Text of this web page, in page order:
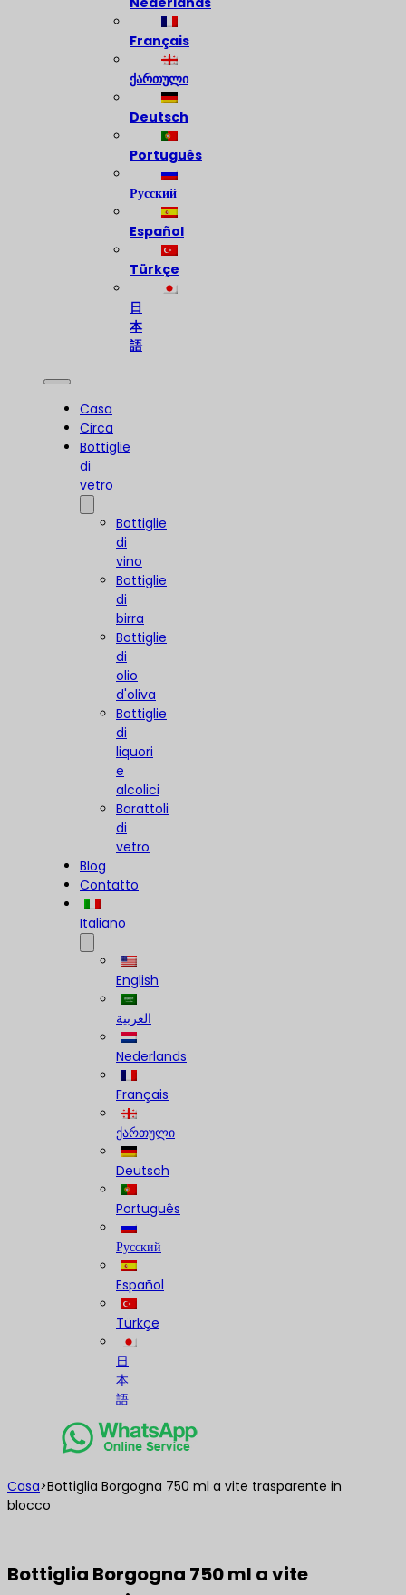
Français
ქართული
Deutsch
Português
Русский
Español
Türkçe
日
本
語
Casa
Circa
Bottiglie
di
vetro
Bottiglie
di
vino
Bottiglie
di
birra
Bottiglie
di
olio
d'oliva
Bottiglie
di
liquori
e
alcolici
Barattoli
di
vetro
Blog
Contatto
Italiano
English
العربية
Nederlands
Français
ქართული
Deutsch
Português
Русский
Español
Türkçe
日
本
語
Casa>Bottiglia Borgogna 750 ml a vite trasparente in
blocco
Bottiglia Borgogna 750 ml a vite